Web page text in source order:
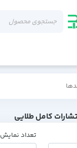
کامل طلایی
تعداد نمایش